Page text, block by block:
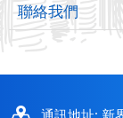
聯絡我們
通訊地址: 新